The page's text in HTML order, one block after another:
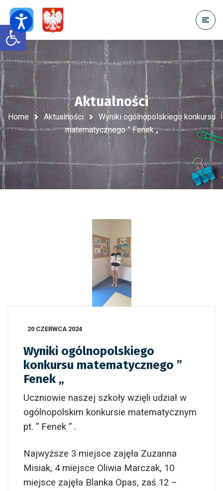
Open toolbar
Aktualności
Home Aktualności
Wyniki ogólnopolskiego konkursu
matematycznego ” Fenek „
20 CZERWCA 2024
Wyniki ogólnopolskiego
konkursu matematycznego ”
Fenek „
Uczniowie naszej szkoły wzięli udział w
ogólnopolskim konkursie matematycznym
pt. ” Fenek ” .
Najwyższe 3 miejsce zajęła Zuzanna
Misiak, 4 miejsce Oliwia Marczak, 10
miejsce zajęła Blanka Opas, zaś 12 –